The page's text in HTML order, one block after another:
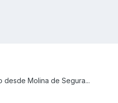
desde Molina de Segura...